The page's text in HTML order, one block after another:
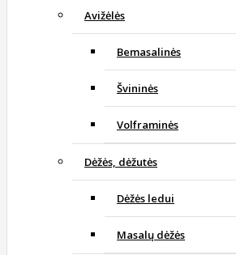
Avižėlės
Bemasalinės
Švininės
Volframinės
Dėžės, dėžutės
Dėžės ledui
Masalų dėžės